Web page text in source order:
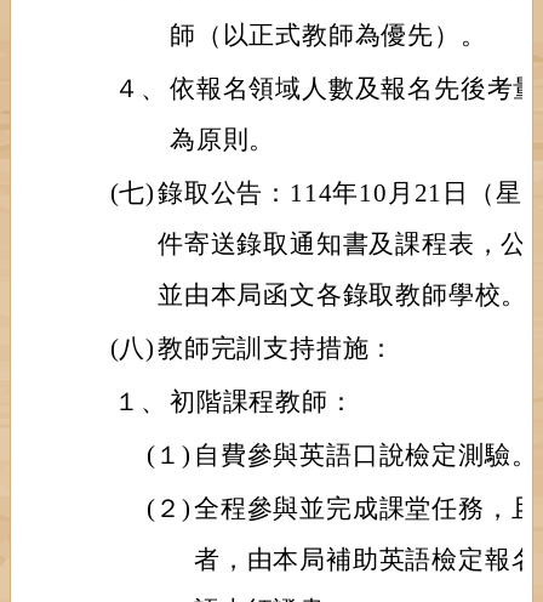
師（以正式教師為優先）。
４、 依報名領域人數及報名先後考
為原則。
(七)錄取公告：114年10月21日（星
件寄送錄取通知書及課程表，公
並由本局函文各錄取教師學校。
(八)教師完訓支持措施：
１、 初階課程教師：
(１) 自費參與英語口說檢定測驗。
(２)全程參與並完成課堂任務，
者，由本局補助英語檢定報